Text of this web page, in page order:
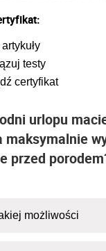
testy
certyfikat
urlopu
maksymalnie
przed
możliwości